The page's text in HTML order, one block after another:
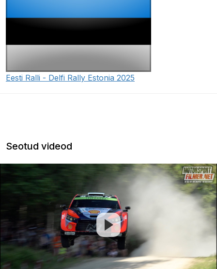
Eesti Ralli - Delfi Rally Estonia 2025
Seotud videod